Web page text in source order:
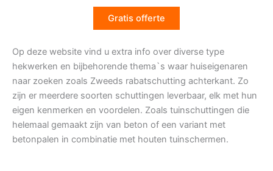
Gratis offerte
Op deze website vind u extra info over diverse type
hekwerken en bijbehorende thema`s waar huiseigenaren
naar zoeken zoals Zweeds rabatschutting achterkant. Zo
zijn er meerdere soorten schuttingen leverbaar, elk met hun
eigen kenmerken en voordelen. Zoals tuinschuttingen die
helemaal gemaakt zijn van beton of een variant met
betonpalen in combinatie met houten tuinschermen.